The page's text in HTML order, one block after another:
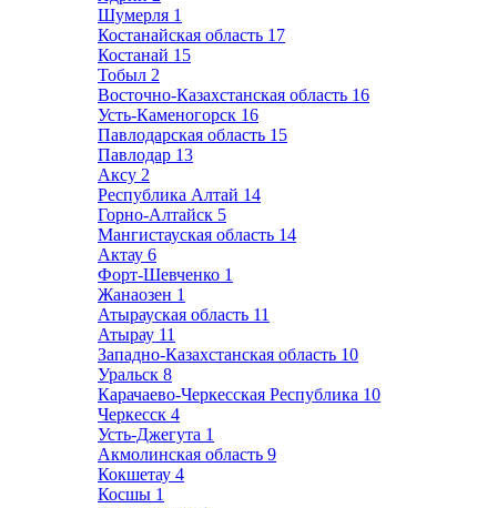
Шумерля 1
Костанайская область 17
Костанай 15
Тобыл 2
Восточно-Казахстанская область 16
Усть-Каменогорск 16
Павлодарская область 15
Павлодар 13
Аксу 2
Республика Алтай 14
Горно-Алтайск 5
Мангистауская область 14
Актау 6
Форт-Шевченко 1
Жанаозен 1
Атырауская область 11
Атырау 11
Западно-Казахстанская область 10
Уральск 8
Карачаево-Черкесская Республика 10
Черкесск 4
Усть-Джегута 1
Акмолинская область 9
Кокшетау 4
Косшы 1